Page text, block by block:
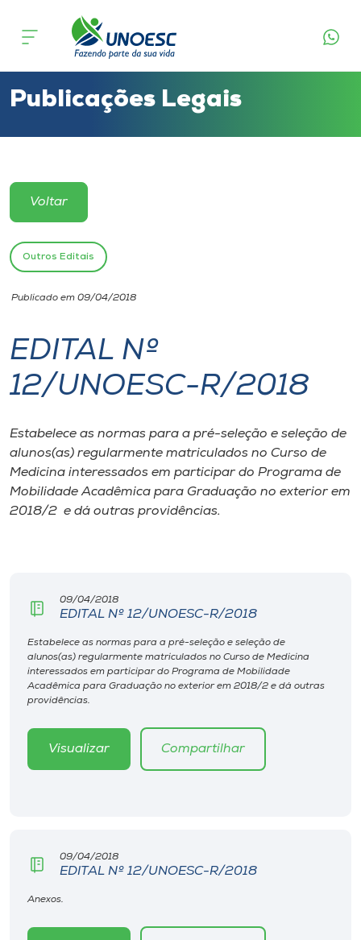
Cursos
Atendimento ao Estudante
Portal de Ensino
Unoesc
Internacionalização
I.nova
Diplomados
Cultura
Editora
Rádio
Museu
Selecione
Publicações Legais
Voltar
Outros Editais
Publicado em 09/04/2018
EDITAL Nº
12/UNOESC-R/2018
Estabelece as normas para a pré-seleção e seleção de
alunos(as) regularmente matriculados no Curso de
Medicina interessados em participar do Programa de
Mobilidade Acadêmica para Graduação no exterior em
2018/2 e dá outras providências.
09/04/2018
EDITAL Nº 12/UNOESC-R/2018
Estabelece as normas para a pré-seleção e seleção de
alunos(as) regularmente matriculados no Curso de Medicina
interessados em participar do Programa de Mobilidade
Acadêmica para Graduação no exterior em 2018/2 e dá outras
providências.
Visualizar Compartilhar
09/04/2018
EDITAL Nº 12/UNOESC-R/2018
Anexos.